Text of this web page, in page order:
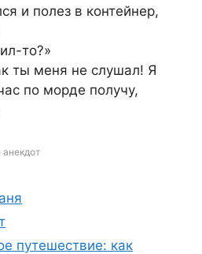
и полез в контейнер,
то?»
ты меня не слушал! Я
по морде получу,
путешествие: как